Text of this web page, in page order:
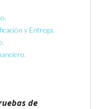
y Entrega.
de